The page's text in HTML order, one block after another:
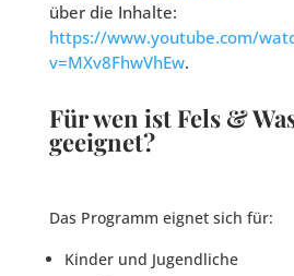
über die Inhalte:
https://www.youtube.com/
v=MXv8FhwVhEw.
Für wen ist Fels &
geeignet?
Das Programm eignet sich für:
Kinder und Jugendliche